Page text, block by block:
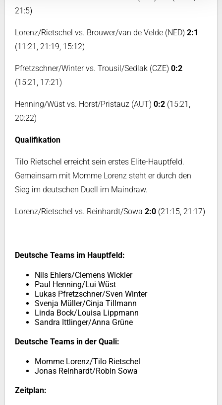
21:5)
Lorenz/Rietschel vs. Brouwer/van de Velde (NED) 2:1
(11:21, 21:19, 15:12)
Pfretzschner/Winter vs. Trousil/Sedlak (CZE) 0:2
(15:21, 17:21)
Henning/Wüst vs. Horst/Pristauz (AUT) 0:2 (15:21,
20:22)
Qualifikation
Tilo Rietschel erreicht sein erstes Elite-Hauptfeld.
Gemeinsam mit Momme Lorenz steht er durch den
Sieg im deutschen Duell im Maindraw.
Lorenz/Rietschel vs. Reinhardt/Sowa 2:0 (21:15, 21:17)
Deutsche Teams im Hauptfeld:
Nils Ehlers/Clemens Wickler
Paul Henning/Lui Wüst
Lukas Pfretzschner/Sven Winter
Svenja Müller/Cinja Tillmann
Linda Bock/Louisa Lippmann
Sandra Ittlinger/Anna Grüne
Deutsche Teams in der Quali:
Momme Lorenz/Tilo Rietschel
Jonas Reinhardt/Robin Sowa
Zeitplan: